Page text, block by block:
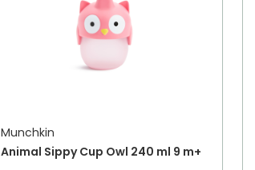
Munchkin
Animal Sippy Cup Owl 240 ml 9 m+